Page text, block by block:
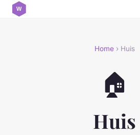
Home› Huis
🏠
Huis